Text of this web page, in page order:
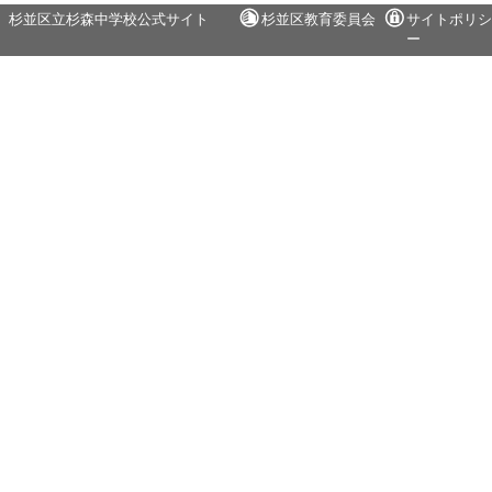
杉並区立杉森中学校公式サイト 杉並区教育委員会
サイトポリシ
ー